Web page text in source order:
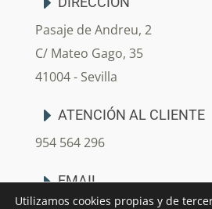
Pasaje de Andreu, 2
C/ Mateo Gago, 35
41004 - Sevilla
ATENCIÓN AL CLIENTE
954 564 296
EMAIL
Utilizamos cookies propias y de